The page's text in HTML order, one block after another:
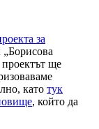
за
ще
като тук
, който да